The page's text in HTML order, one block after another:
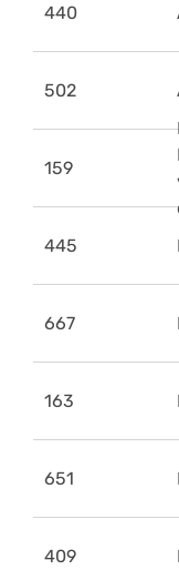
440
502
159
445
667
163
651
409